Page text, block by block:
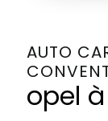
AUTO
opel